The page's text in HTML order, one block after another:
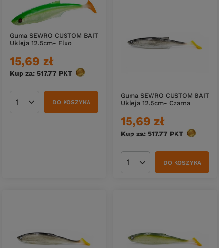
Guma SEWRO CUSTOM BAIT
Ukleja 12.5cm- Fluo
15,69 zł
Kup za: 517.77 PKT punktów
Ilość produktówDO KOSZYKA
Guma SEWRO CUSTOM BAIT
Ukleja 12.5cm- Czarna
15,69 zł
Kup za: 517.77 PKT punktów
Ilość produktówDO KOSZYKA